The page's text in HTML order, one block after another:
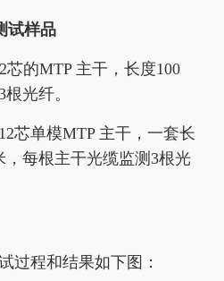
试样品
的MTP 主干，长度100
光纤。
芯单模MTP 主干，一套长
，每根主干光缆监测3根光
过程和结果如下图：